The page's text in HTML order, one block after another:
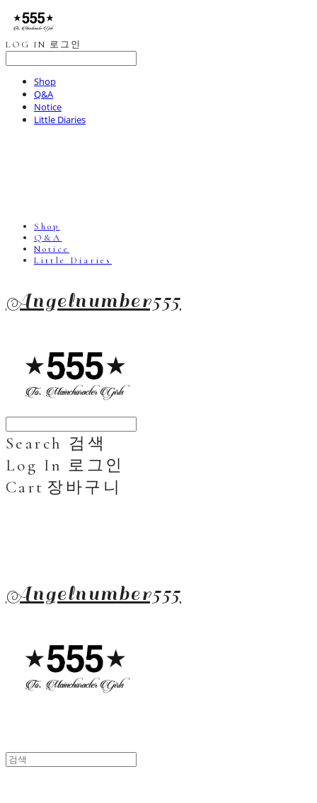
LOG IN 로그인
Shop
Q&A
Notice
Little Diaries
Shop
Q&A
Notice
Little Diaries
Angelnumber555
Search 검색
Log In 로그인
Cart 장바구니
Angelnumber555